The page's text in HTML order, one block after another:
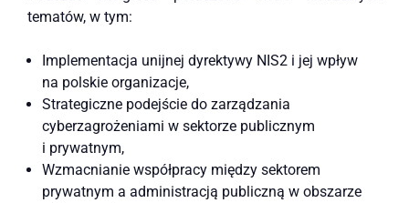
tematów, w tym:
Implementacja unijnej dyrektywy NIS2 i jej wpływ
na polskie organizacje,
Strategiczne podejście do zarządzania
cyberzagrożeniami w sektorze publicznym
i prywatnym,
Wzmacnianie współpracy między sektorem
prywatnym a administracją publiczną w obszarze